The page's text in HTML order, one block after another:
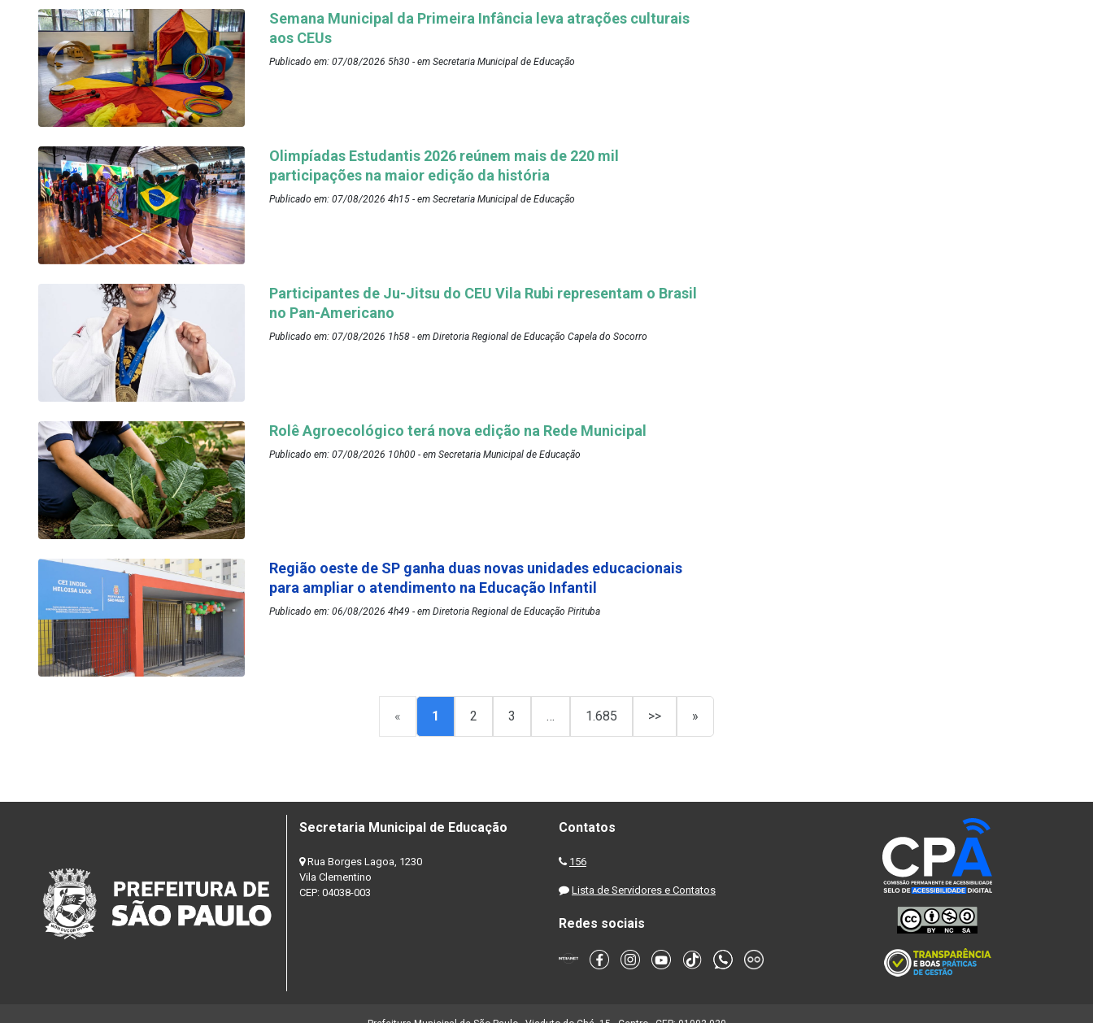
Semana Municipal da Primeira Infância leva atrações culturais
aos CEUs
Publicado em: 07/08/2026 5h30 - em Secretaria Municipal de Educação
Olimpíadas Estudantis 2026 reúnem mais de 220 mil
participações na maior edição da história
Publicado em: 07/08/2026 4h15 - em Secretaria Municipal de Educação
Participantes de Ju-Jitsu do CEU Vila Rubi representam o Brasil
no Pan-Americano
Publicado em: 07/08/2026 1h58 - em Diretoria Regional de Educação Capela do Socorro
Rolê Agroecológico terá nova edição na Rede Municipal
Publicado em: 07/08/2026 10h00 - em Secretaria Municipal de Educação
Região oeste de SP ganha duas novas unidades educacionais
para ampliar o atendimento na Educação Infantil
Publicado em: 06/08/2026 4h49 - em Diretoria Regional de Educação Pirituba
« 1 2 3 … 1.685 >> »
Secretaria Municipal de Educação
Rua Borges Lagoa, 1230
Vila Clementino
CEP: 04038-003
Contatos
156
Lista de Servidores e Contatos
Redes sociais